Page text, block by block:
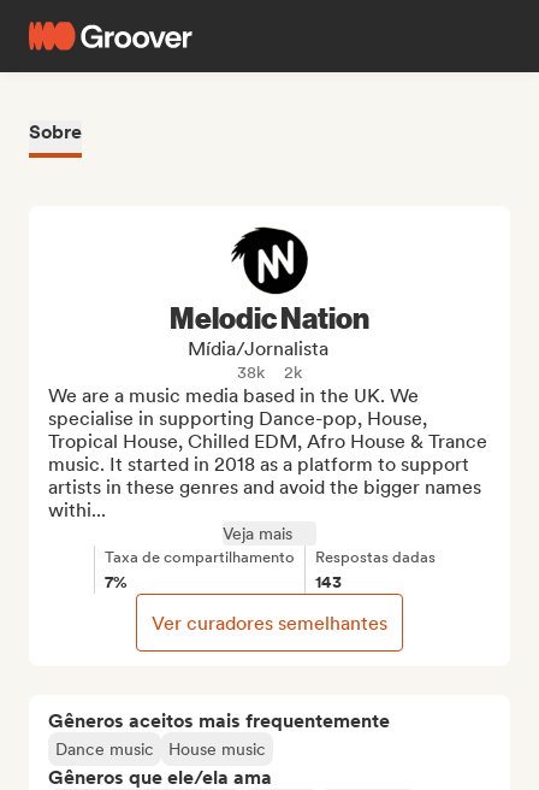
Sobre
Gêneros aceitos mais frequentemente
Dance music House music
Gêneros que ele/ela ama
Melodic Nation
Mídia/Jornalista
38k 2k
We are a music media based in the UK. We
specialise in supporting Dance-pop, House,
Tropical House, Chilled EDM, Afro House & Trance
music. It started in 2018 as a platform to support
artists in these genres and avoid the bigger names
withi...
Veja mais
Taxa de compartilhamento
7%
Respostas dadas
143
Ver curadores semelhantes